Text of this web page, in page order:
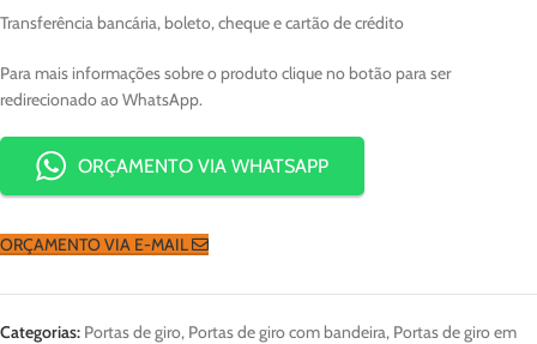
Transferência bancária, boleto, cheque e cartão de crédito
Para mais informações sobre o produto clique no botão para ser
redirecionado ao WhatsApp.
ORÇAMENTO VIA WHATSAPP
ORÇAMENTO VIA E-MAIL
Categorias: Portas de giro, Portas de giro com bandeira, Portas de giro em